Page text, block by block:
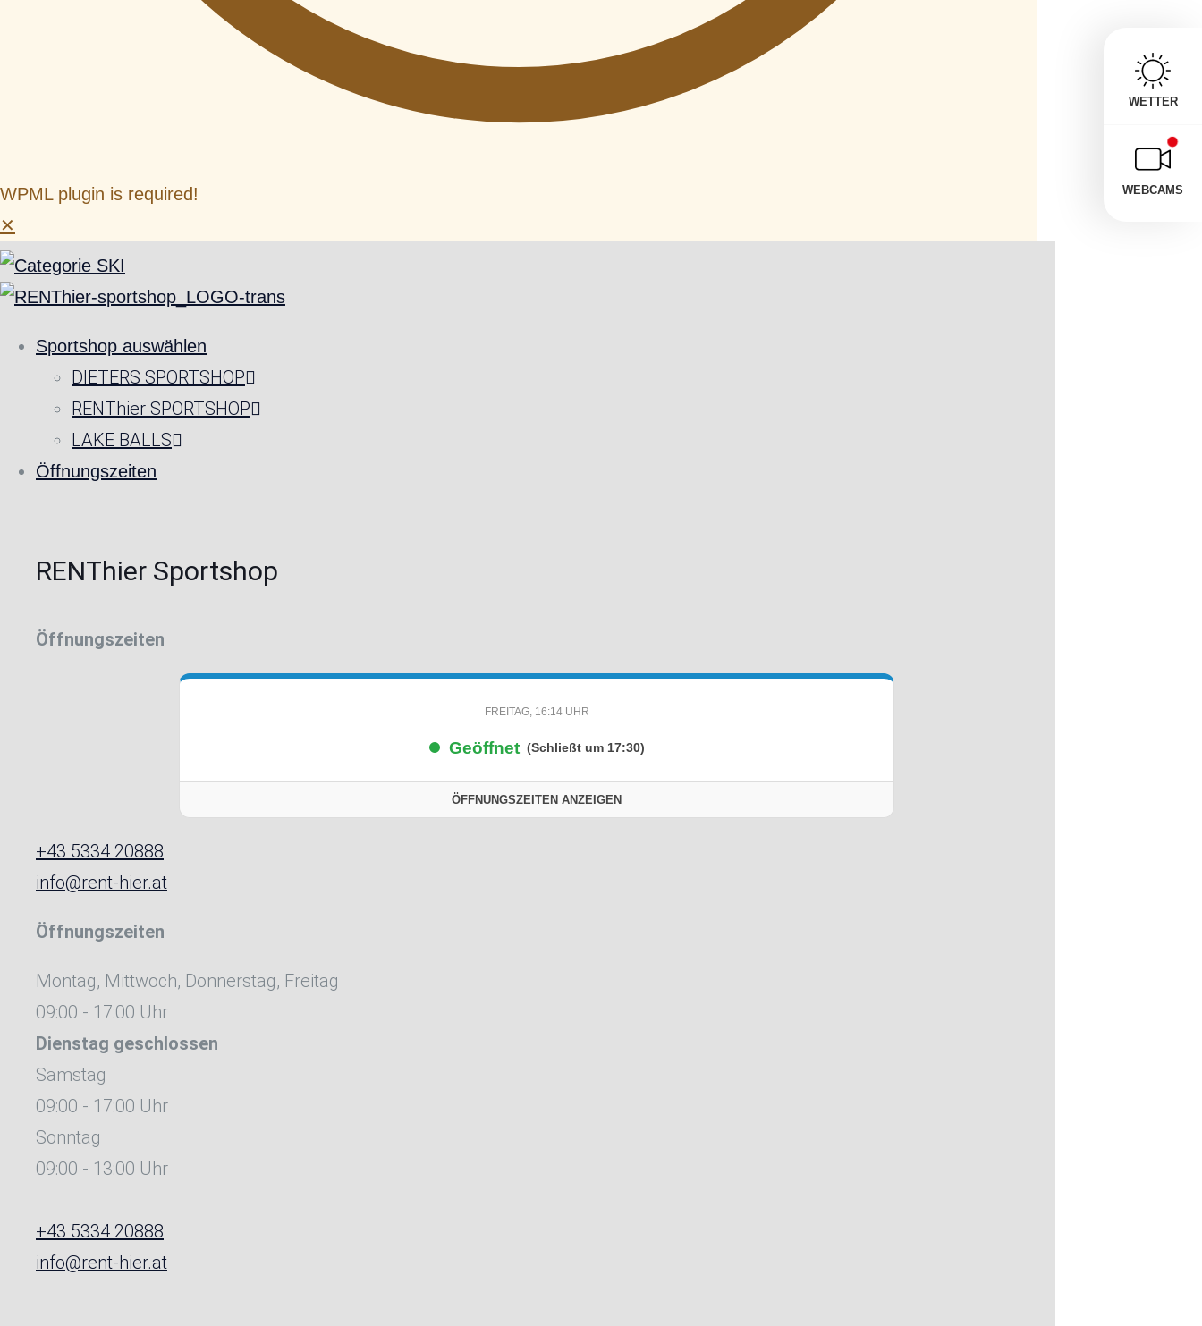
WPML plugin is required!
✕
Sportshop auswählen
DIETERS SPORTSHOP
RENThier SPORTSHOP
LAKE BALLS
Öffnungszeiten
RENThier Sportshop
Öffnungszeiten
FREITAG, 16:14 UHR
Geöffnet (Schließt um 17:30)
ÖFFNUNGSZEITEN ANZEIGEN
+43 5334 20888
info@rent-hier.at
Öffnungszeiten
Montag, Mittwoch, Donnerstag, Freitag
09:00 - 17:00 Uhr
Dienstag geschlossen
Samstag
09:00 - 17:00 Uhr
Sonntag
09:00 - 13:00 Uhr
+43 5334 20888
info@rent-hier.at
WETTER
WEBCAMS